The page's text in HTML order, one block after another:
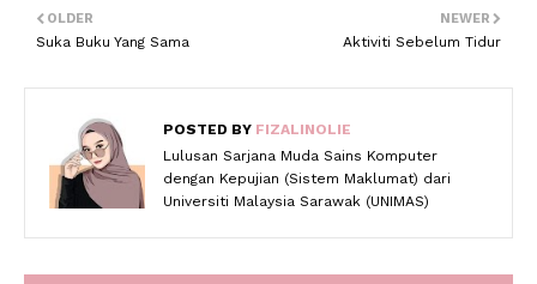
NEWER
Aktiviti Sebelum Tidur
OLDER
Suka Buku Yang Sama
POSTED BY FIZALINOLIE
Lulusan Sarjana Muda Sains Komputer
dengan Kepujian (Sistem Maklumat) dari
Universiti Malaysia Sarawak (UNIMAS)